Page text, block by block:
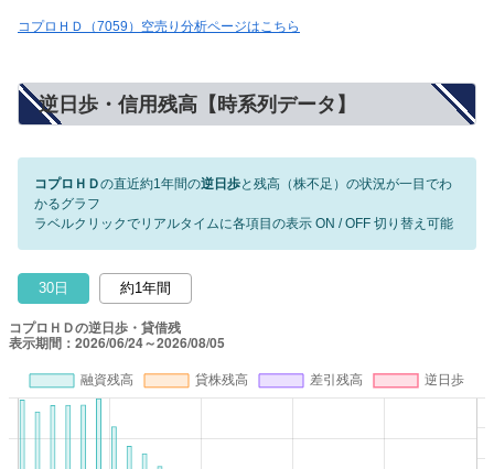
コプロＨＤ（7059）空売り分析ページはこちら
逆日歩・信用残高【時系列データ】
コプロＨＤの直近約1年間の逆日歩と残高（株不足）の状況が一目でわ
かるグラフ
ラベルクリックでリアルタイムに各項目の表示 ON / OFF 切り替え可能
30日 約1年間